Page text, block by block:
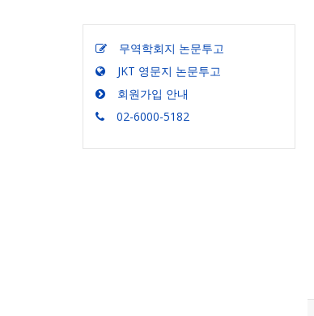
무역학회지 논문투고
JKT 영문지 논문투고
회원가입 안내
02-6000-5182